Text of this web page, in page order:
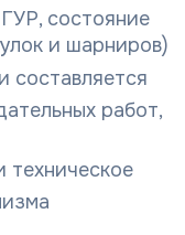
состояние
и шарниров)
составляется
работ,
техническое